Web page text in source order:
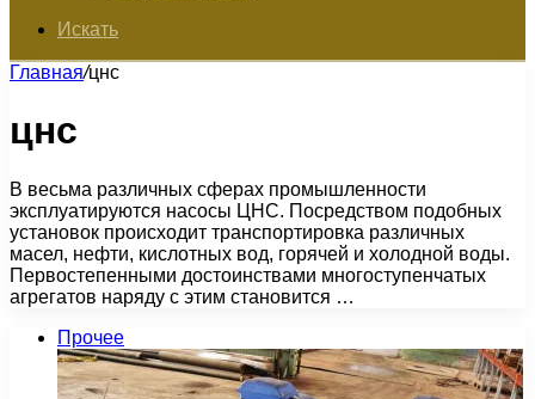
Искать
Главная/цнс
цнс
В весьма различных сферах промышленности
эксплуатируются насосы ЦНС. Посредством подобных
установок происходит транспортировка различных
масел, нефти, кислотных вод, горячей и холодной воды.
Первостепенными достоинствами многоступенчатых
агрегатов наряду с этим становится …
Прочее